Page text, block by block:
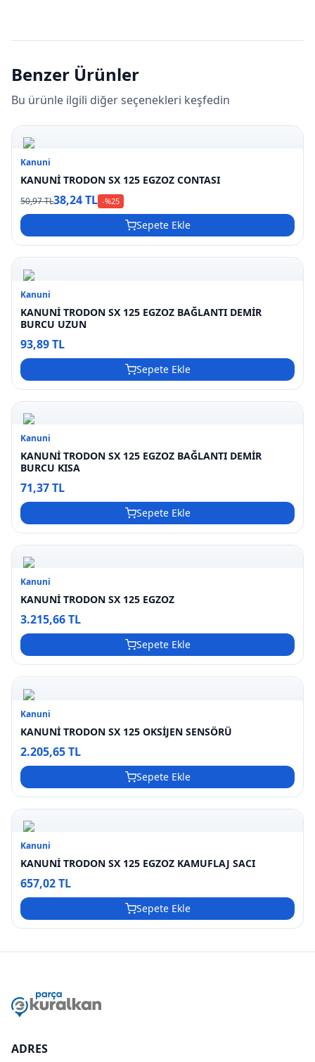
Benzer Ürünler
Bu ürünle ilgili diğer seçenekleri keşfedin
Kanuni
KANUNİ TRODON SX 125 EGZOZ CONTASI
50,97 TL38,24 TL -%25
Sepete Ekle
Kanuni
KANUNİ TRODON SX 125 EGZOZ BAĞLANTI DEMİR
BURCU UZUN
93,89 TL
Sepete Ekle
Kanuni
KANUNİ TRODON SX 125 EGZOZ BAĞLANTI DEMİR
BURCU KISA
71,37 TL
Sepete Ekle
Kanuni
KANUNİ TRODON SX 125 EGZOZ
3.215,66 TL
Sepete Ekle
Kanuni
KANUNİ TRODON SX 125 OKSİJEN SENSÖRÜ
2.205,65 TL
Sepete Ekle
Kanuni
KANUNİ TRODON SX 125 EGZOZ KAMUFLAJ SACI
657,02 TL
Sepete Ekle
ADRES